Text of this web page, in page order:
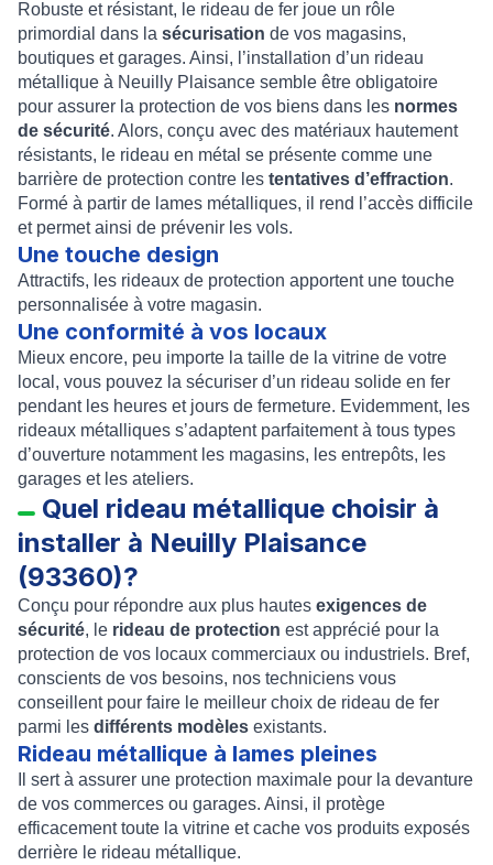
Robuste et résistant, le rideau de fer joue un rôle
primordial dans la sécurisation de vos magasins,
boutiques et garages. Ainsi, l’installation d’un rideau
métallique à Neuilly Plaisance semble être obligatoire
pour assurer la protection de vos biens dans les normes
de sécurité. Alors, conçu avec des matériaux hautement
résistants, le rideau en métal se présente comme une
barrière de protection contre les tentatives d’effraction.
Formé à partir de lames métalliques, il rend l’accès difficile
et permet ainsi de prévenir les vols.
Une touche design
Attractifs, les rideaux de protection apportent une touche
personnalisée à votre magasin.
Une conformité à vos locaux
Mieux encore, peu importe la taille de la vitrine de votre
local, vous pouvez la sécuriser d’un rideau solide en fer
pendant les heures et jours de fermeture. Evidemment, les
rideaux métalliques s’adaptent parfaitement à tous types
d’ouverture notamment les magasins, les entrepôts, les
garages et les ateliers.
Quel rideau métallique choisir à
installer à Neuilly Plaisance
(93360)?
Conçu pour répondre aux plus hautes exigences de
sécurité, le rideau de protection est apprécié pour la
protection de vos locaux commerciaux ou industriels. Bref,
conscients de vos besoins, nos techniciens vous
conseillent pour faire le meilleur choix de rideau de fer
parmi les différents modèles existants.
Rideau métallique à lames pleines
Il sert à assurer une protection maximale pour la devanture
de vos commerces ou garages. Ainsi, il protège
efficacement toute la vitrine et cache vos produits exposés
derrière le rideau métallique.